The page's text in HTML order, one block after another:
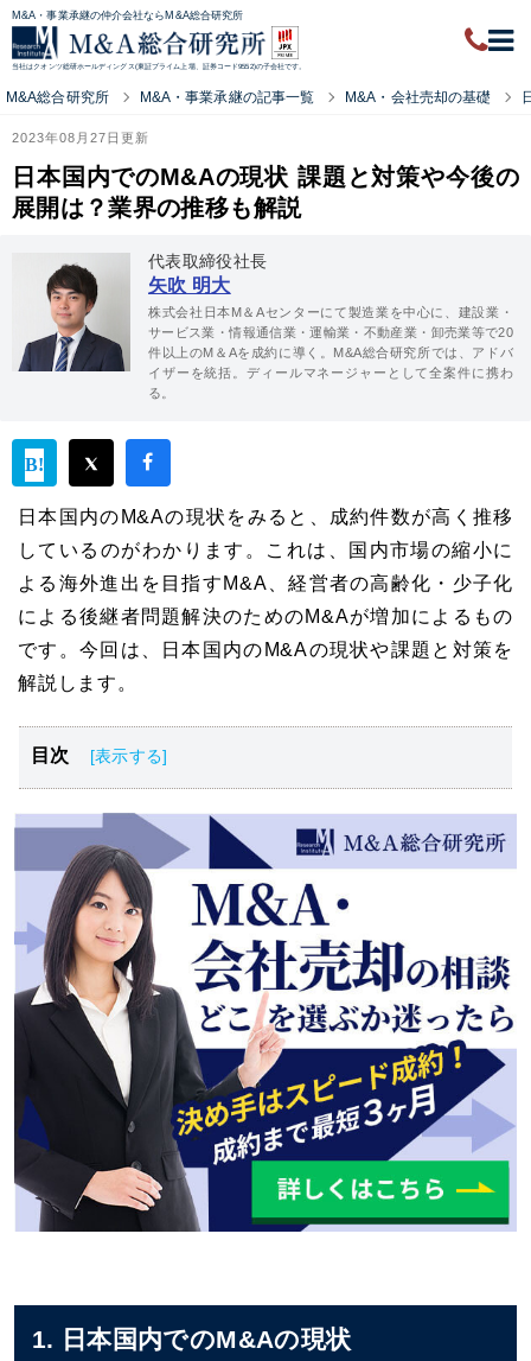
M&A・事業承継の仲介会社ならM&A総合研究所
当社はクオンツ総研ホールディングス(東証プライム上場、証券コード9552)の子会社です。
M&A総合研究所 M&A・事業承継の記事一覧 M&A・会社売却の基礎
2023年08月27日更新
日本国内でのM&Aの現状 課題と対策や今後の
展開は？業界の推移も解説
代表取締役社長
矢吹 明大
株式会社日本M＆Aセンターにて製造業を中心に、建設業・
サービス業・情報通信業・運輸業・不動産業・卸売業等で20
件以上のM＆Aを成約に導く。M&A総合研究所では、アドバ
イザーを統括。ディールマネージャーとして全案件に携わ
る。
日本国内のM&Aの現状をみると、成約件数が高く推移
しているのがわかります。これは、国内市場の縮小に
よる海外進出を目指すM&A、経営者の高齢化・少子化
による後継者問題解決のためのM&Aが増加によるもの
です。今回は、日本国内のM&Aの現状や課題と対策を
解説します。
目次
日本国内でのM&Aの現状
M&Aの現状から見えてくる課題と対策
日本国内のM&Aの今後の展開
M&Aを検討する際の相談場所
近年行われたM&Aの事例
まとめ
1. 日本国内でのM&Aの現状